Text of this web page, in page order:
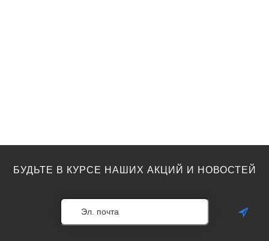
БУДЬТЕ В КУРСЕ НАШИХ АКЦИЙ И НОВОСТЕЙ